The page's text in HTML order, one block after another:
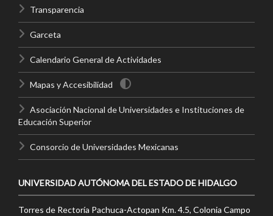
Transparencia
Garceta
Calendario General de Actividades
Mapas y Accesibilidad
Asociación Nacional de Universidades e Instituciones de
Educación Superior
Consorcio de Universidades Mexicanas
UNIVERSIDAD AUTÓNOMA DEL ESTADO DE HIDALGO
Torres de Rectoría Pachuca-Actopan Km. 4.5, Colonia Campo